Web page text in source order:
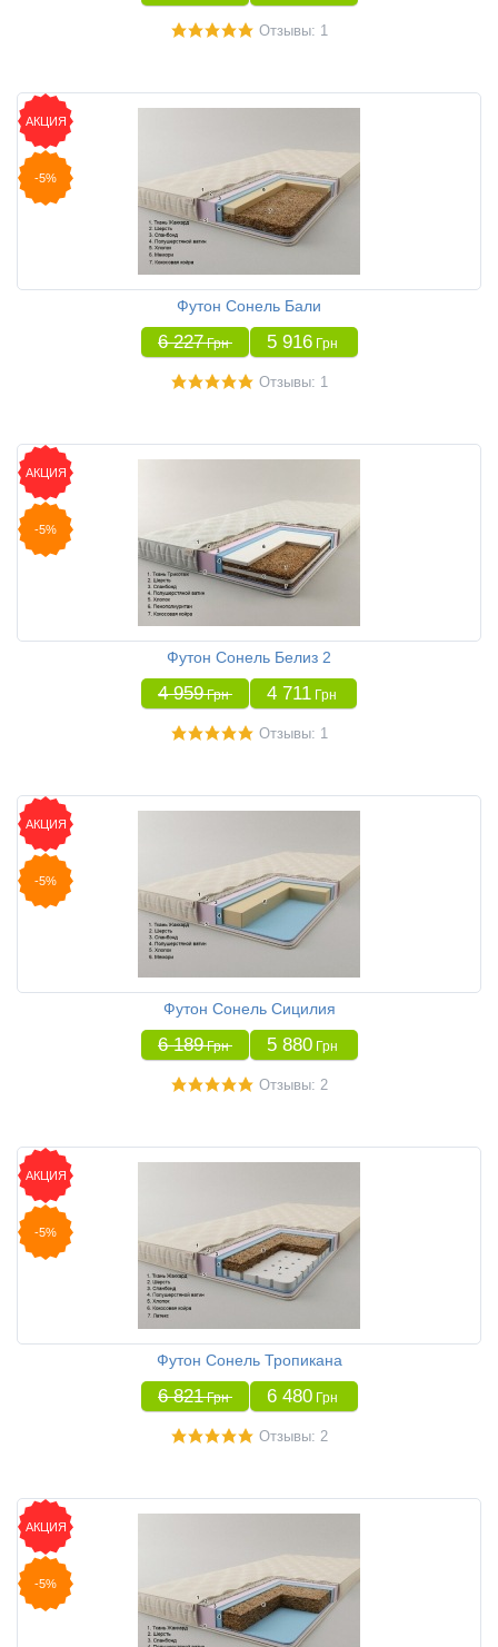
Отзывы: 1
АКЦИЯ
-5%
Футон Сонель Бали
6 227 Грн 5 916 Грн
Отзывы: 1
АКЦИЯ
-5%
Футон Сонель Белиз 2
4 959 Грн 4 711 Грн
Отзывы: 1
АКЦИЯ
-5%
Футон Сонель Сицилия
6 189 Грн 5 880 Грн
Отзывы: 2
АКЦИЯ
-5%
Футон Сонель Тропикана
6 821 Грн 6 480 Грн
Отзывы: 2
АКЦИЯ
-5%